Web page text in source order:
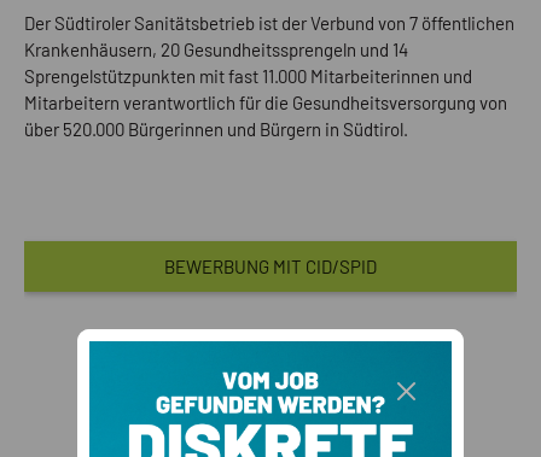
Der Südtiroler Sanitätsbetrieb ist der Verbund von 7 öffentlichen
Krankenhäusern, 20 Gesundheitssprengeln und 14
Sprengelstützpunkten mit fast 11.000 Mitarbeiterinnen und
Mitarbeitern verantwortlich für die Gesundheitsversorgung von
über 520.000 Bürgerinnen und Bürgern in Südtirol.
BEWERBUNG MIT CID/SPID
BEWERBUNG OHNE
CID/SPID